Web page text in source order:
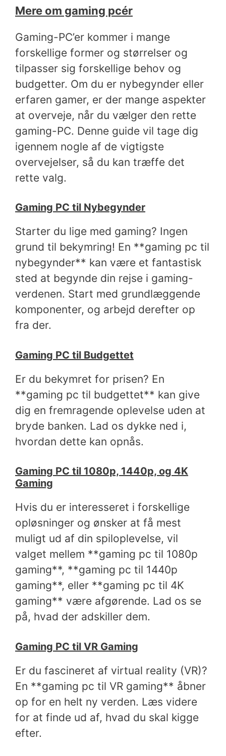
Mere om gaming pcér
Gaming-PC’er kommer i mange
forskellige former og størrelser og
tilpasser sig forskellige behov og
budgetter. Om du er nybegynder eller
erfaren gamer, er der mange aspekter
at overveje, når du vælger den rette
gaming-PC. Denne guide vil tage dig
igennem nogle af de vigtigste
overvejelser, så du kan træffe det
rette valg.
Gaming PC til Nybegynder
Starter du lige med gaming? Ingen
grund til bekymring! En **gaming pc til
nybegynder** kan være et fantastisk
sted at begynde din rejse i gaming-
verdenen. Start med grundlæggende
komponenter, og arbejd derefter op
fra der.
Gaming PC til Budgettet
Er du bekymret for prisen? En
**gaming pc til budgettet** kan give
dig en fremragende oplevelse uden at
bryde banken. Lad os dykke ned i,
hvordan dette kan opnås.
Gaming PC til 1080p, 1440p, og 4K
Gaming
Hvis du er interesseret i forskellige
opløsninger og ønsker at få mest
muligt ud af din spiloplevelse, vil
valget mellem **gaming pc til 1080p
gaming**, **gaming pc til 1440p
gaming**, eller **gaming pc til 4K
gaming** være afgørende. Lad os se
på, hvad der adskiller dem.
Gaming PC til VR Gaming
Er du fascineret af virtual reality (VR)?
En **gaming pc til VR gaming** åbner
op for en helt ny verden. Læs videre
for at finde ud af, hvad du skal kigge
efter.